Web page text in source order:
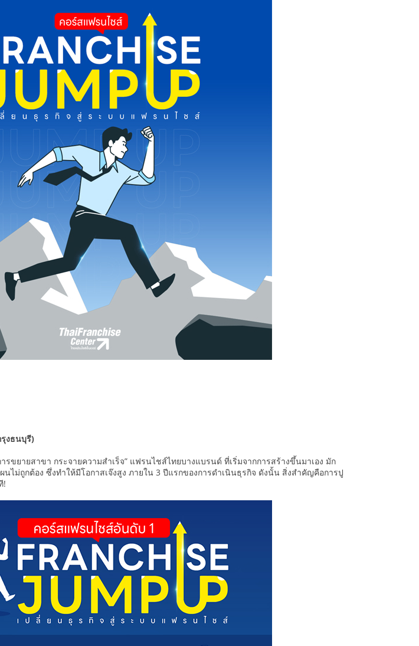
งธนบุรี)
ขยายสาขา กระจายความสำเร็จ” แฟรนไชส์ไทยบางแบรนด์ ที่เริ่มจากการสร้างขึ้นมาเอง มัก
นไม่ถูกต้อง ซึ่งทำให้มีโอกาสเจ๊งสูง ภายใน 3 ปีแรกของการดำเนินธุรกิจ ดังนั้น สิ่งสำคัญคือการปู
!